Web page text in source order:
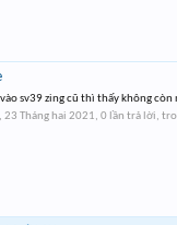
sv39 zing cũ thì thấy không
, 23 Tháng hai 2021, 0 lần trả lời,